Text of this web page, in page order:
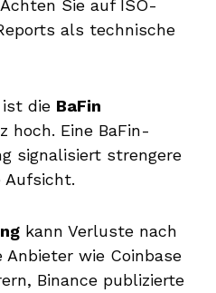
Sie auf ISO-
als technische
ist die BaFin
hoch. Eine BaFin-
signalisiert strengere
Aufsicht.
kann Verluste nach
Anbieter wie Coinbase
Binance publizierte